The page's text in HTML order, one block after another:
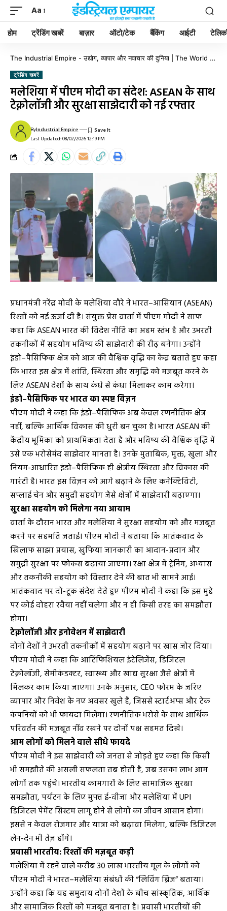
Aa
होम ट्रेंडिंग खबरें बाज़ार ऑटो/टेक बैंकिंग आईटी
The Industrial Empire - उद्योग, व्यापार और नवाचार की दुनिया | The World of Industry, Business & Innovation
ट्रेंडिंग खबरें
मलेशिया में पीएम मोदी का संदेश: ASEAN के साथ
टेक्नोलॉजी और सुरक्षा साझेदारी को नई रफ्तार
Last Updated: 08/02/2026 12:19 PM
ByIndustrial Empire
प्रधानमंत्री नरेंद्र मोदी के मलेशिया दौरे ने भारत–आसियान (ASEAN)
रिश्तों को नई ऊर्जा दी है। संयुक्त प्रेस वार्ता में पीएम मोदी ने साफ
कहा कि ASEAN भारत की विदेश नीति का अहम स्तंभ है और उभरती
तकनीकों में सहयोग भविष्य की साझेदारी की रीढ़ बनेगा। उन्होंने
इंडो–पैसिफिक क्षेत्र को आज की वैश्विक वृद्धि का केंद्र बताते हुए कहा
कि भारत इस क्षेत्र में शांति, स्थिरता और समृद्धि को मजबूत करने के
लिए ASEAN देशों के साथ कंधे से कंधा मिलाकर काम करेगा।
इंडो–पैसिफिक पर भारत का स्पष्ट विज़न
पीएम मोदी ने कहा कि इंडो–पैसिफिक अब केवल रणनीतिक क्षेत्र
नहीं, बल्कि आर्थिक विकास की धुरी बन चुका है। भारत ASEAN की
केंद्रीय भूमिका को प्राथमिकता देता है और भविष्य की वैश्विक वृद्धि में
उसे एक भरोसेमंद साझेदार मानता है। उनके मुताबिक, मुक्त, खुला और
नियम-आधारित इंडो–पैसिफिक ही क्षेत्रीय स्थिरता और विकास की
गारंटी है। भारत इस विज़न को आगे बढ़ाने के लिए कनेक्टिविटी,
सप्लाई चेन और समुद्री सहयोग जैसे क्षेत्रों में साझेदारी बढ़ाएगा।
सुरक्षा सहयोग को मिलेगा नया आयाम
वार्ता के दौरान भारत और मलेशिया ने सुरक्षा सहयोग को और मजबूत
करने पर सहमति जताई। पीएम मोदी ने बताया कि आतंकवाद के
खिलाफ साझा प्रयास, खुफिया जानकारी का आदान-प्रदान और
समुद्री सुरक्षा पर फोकस बढ़ाया जाएगा। रक्षा क्षेत्र में ट्रेनिंग, अभ्यास
और तकनीकी सहयोग को विस्तार देने की बात भी सामने आई।
आतंकवाद पर दो-टूक संदेश देते हुए पीएम मोदी ने कहा कि इस मुद्दे
पर कोई दोहरा रवैया नहीं चलेगा और न ही किसी तरह का समझौता
होगा।
टेक्नोलॉजी और इनोवेशन में साझेदारी
दोनों देशों ने उभरती तकनीकों में सहयोग बढ़ाने पर खास जोर दिया।
पीएम मोदी ने कहा कि आर्टिफिशियल इंटेलिजेंस, डिजिटल
टेक्नोलॉजी, सेमीकंडक्टर, स्वास्थ्य और खाद्य सुरक्षा जैसे क्षेत्रों में
मिलकर काम किया जाएगा। उनके अनुसार, CEO फोरम के जरिए
व्यापार और निवेश के नए अवसर खुले हैं, जिससे स्टार्टअप्स और टेक
कंपनियों को भी फायदा मिलेगा। रणनीतिक भरोसे के साथ आर्थिक
परिवर्तन की मजबूत नींव रखने पर दोनों पक्ष सहमत दिखे।
आम लोगों को मिलने वाले सीधे फायदे
पीएम मोदी ने इस साझेदारी को जनता से जोड़ते हुए कहा कि किसी
भी समझौते की असली सफलता तब होती है, जब उसका लाभ आम
लोगों तक पहुंचे। भारतीय कामगारों के लिए सामाजिक सुरक्षा
समझौता, पर्यटन के लिए मुफ्त ई-वीजा और मलेशिया में UPI
डिजिटल पेमेंट सिस्टम लागू होने से लोगों का जीवन आसान होगा।
इससे न केवल रोजगार और यात्रा को बढ़ावा मिलेगा, बल्कि डिजिटल
लेन-देन भी तेज़ होंगे।
प्रवासी भारतीय: रिश्तों की मज़बूत कड़ी
मलेशिया में रहने वाले करीब 30 लाख भारतीय मूल के लोगों को
पीएम मोदी ने भारत–मलेशिया संबंधों की “लिविंग ब्रिज” बताया।
उन्होंने कहा कि यह समुदाय दोनों देशों के बीच सांस्कृतिक, आर्थिक
और सामाजिक रिश्तों को मजबूत बनाता है। प्रवासी भारतीयों की